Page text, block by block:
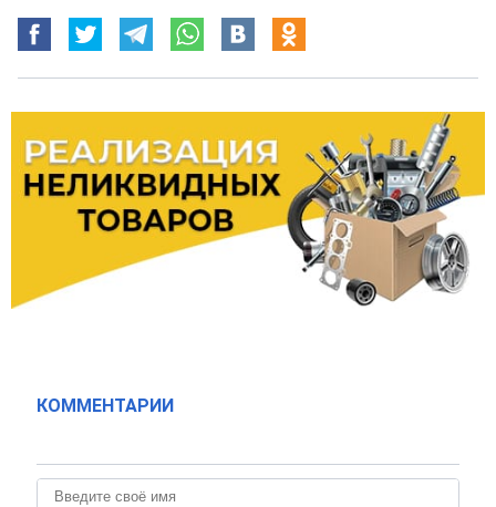
КОММЕНТАРИИ